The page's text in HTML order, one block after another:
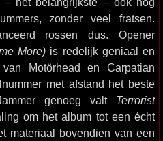
zonder veel fratsen.
rossen dus. Opener
More) is redelijk geniaal en
Motörhead en Carpatian
met afstand het beste
genoeg valt Terrorist
om het album tot een écht
materiaal bovendien van een